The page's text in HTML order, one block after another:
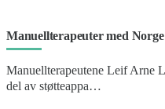
Manuellterapeuter med
Manuellterapeutene Leif Arne
del av støtteappa…